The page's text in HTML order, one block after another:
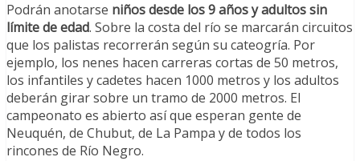
Podrán anotarse niños desde los 9 años y adultos sin
límite de edad. Sobre la costa del río se marcarán circuitos
que los palistas recorrerán según su cateogría. Por
ejemplo, los nenes hacen carreras cortas de 50 metros,
los infantiles y cadetes hacen 1000 metros y los adultos
deberán girar sobre un tramo de 2000 metros. El
campeonato es abierto así que esperan gente de
Neuquén, de Chubut, de La Pampa y de todos los
rincones de Río Negro.